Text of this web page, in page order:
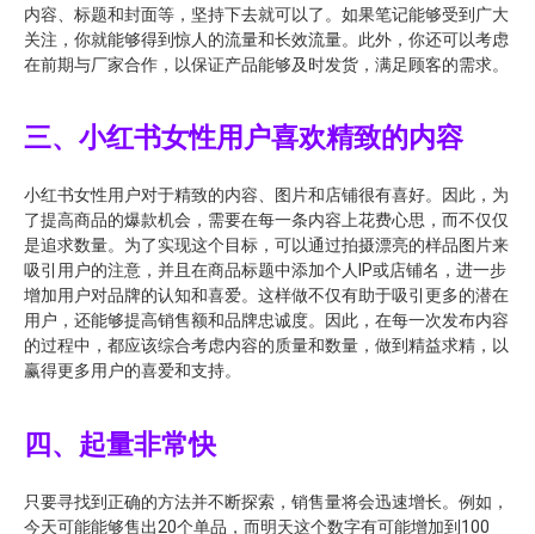
内容、标题和封面等，坚持下去就可以了。如果笔记能够受到广大
关注，你就能够得到惊人的流量和长效流量。此外，你还可以考虑
在前期与厂家合作，以保证产品能够及时发货，满足顾客的需求。
三、小红书女性用户喜欢精致的内容
小红书女性用户对于精致的内容、图片和店铺很有喜好。因此，为
了提高商品的爆款机会，需要在每一条内容上花费心思，而不仅仅
是追求数量。为了实现这个目标，可以通过拍摄漂亮的样品图片来
吸引用户的注意，并且在商品标题中添加个人IP或店铺名，进一步
增加用户对品牌的认知和喜爱。这样做不仅有助于吸引更多的潜在
用户，还能够提高销售额和品牌忠诚度。因此，在每一次发布内容
的过程中，都应该综合考虑内容的质量和数量，做到精益求精，以
赢得更多用户的喜爱和支持。
四、起量非常快
只要寻找到正确的方法并不断探索，销售量将会迅速增长。例如，
今天可能能够售出20个单品，而明天这个数字有可能增加到100